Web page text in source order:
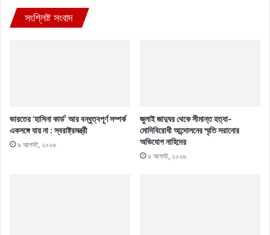
সংশ্লিষ্ট সংবাদ
ভারতের ‘হাসিনা কার্ড’ আর বন্ধুত্বপূর্ণ সম্পর্ক
একসঙ্গে যায় না : স্বরাষ্ট্রমন্ত্রী
৯ আগস্ট, ২০২৬
জুলাই জাদুঘর থেকে সীমান্ত হত্যা-
মোদিবিরোধী আন্দোলনের স্মৃতি সরানোর
অভিযোগ নাহিদের
৯ আগস্ট, ২০২৬